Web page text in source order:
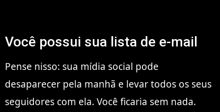
Você possui sua lista de e-mail
Pense nisso: sua mídia social pode
desaparecer pela manhã e levar todos os seus
seguidores com ela. Você ficaria sem nada.